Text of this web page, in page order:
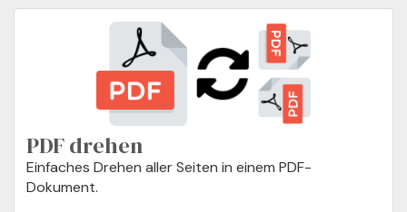
PDF drehen
Einfaches Drehen aller Seiten in einem PDF-
Dokument.